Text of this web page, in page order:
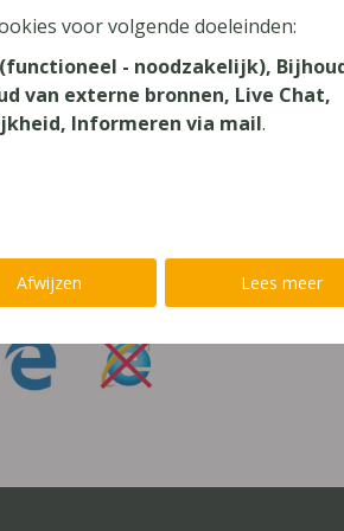
@lees.op-account
,IntoWords,K3000,SprintPlus,
voor volgende doeleinden:
- noodzakelijk),
van externe bronnen, Live Chat,
Informeren via mail.
Afwijzen Lees meer